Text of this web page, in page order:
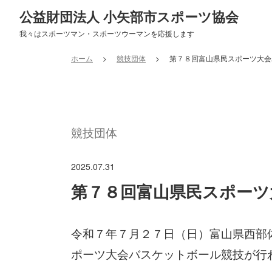
公益財団法人 小矢部市スポーツ協会
我々はスポーツマン・スポーツウーマンを応援します
ホーム 競技団体 第７８回富山県民スポーツ大
競技団体
2025.07.31
第７８回富山県民スポー
令和７年７月２７日（日）富山県西
ポーツ大会バスケットボール競技が行